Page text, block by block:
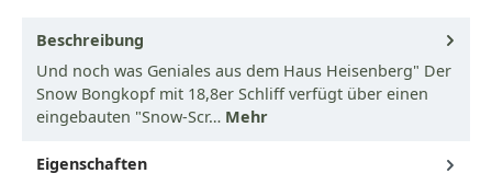
Beschreibung
Und noch was Geniales aus dem Haus Heisenberg" Der
Snow Bongkopf mit 18,8er Schliff verfügt über einen
eingebauten "Snow-Scr… Mehr
Eigenschaften